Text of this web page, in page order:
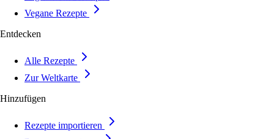
Vegane Rezepte
Entdecken
Alle Rezepte
Zur Weltkarte
Hinzufügen
Rezepte importieren